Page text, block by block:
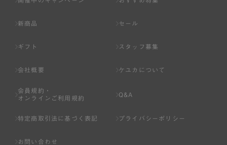
新商品 セール
ギフト スタッフ募集
会社概要 ケユカについて
会員規約・
オンラインご利用規約
Q&A
特定商取引法に基づく表記 プライバシーポリシー
お問い合わせ